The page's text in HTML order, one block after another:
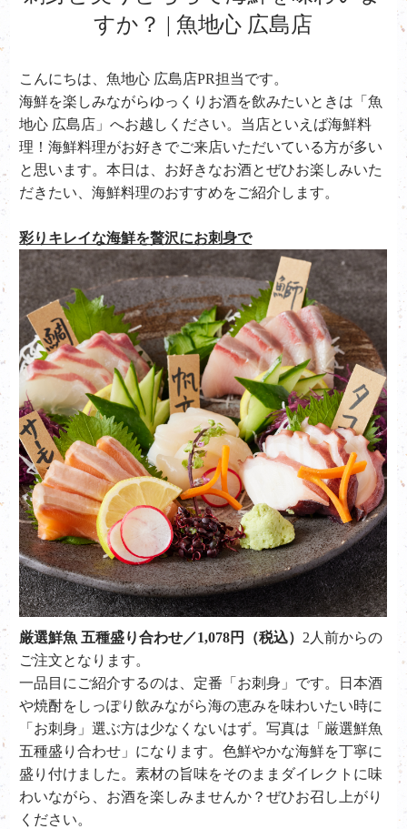
すか？ | 魚地心 広島店
こんにちは、魚地心 広島店PR担当です。
海鮮を楽しみながらゆっくりお酒を飲みたいときは「魚
地心 広島店」へお越しください。当店といえば海鮮料
理！海鮮料理がお好きでご来店いただいている方が多い
と思います。本日は、お好きなお酒とぜひお楽しみいた
だきたい、海鮮料理のおすすめをご紹介します。
彩りキレイな海鮮を贅沢にお刺身で
厳選鮮魚 五種盛り合わせ／1,078円（税込） 2人前からの
ご注文となります。
一品目にご紹介するのは、定番「お刺身」です。日本酒
や焼酎をしっぽり飲みながら海の恵みを味わいたい時に
「お刺身」選ぶ方は少なくないはず。写真は「厳選鮮魚
五種盛り合わせ」になります。色鮮やかな海鮮を丁寧に
盛り付けました。素材の旨味をそのままダイレクトに味
わいながら、お酒を楽しみませんか？ぜひお召し上がり
ください。